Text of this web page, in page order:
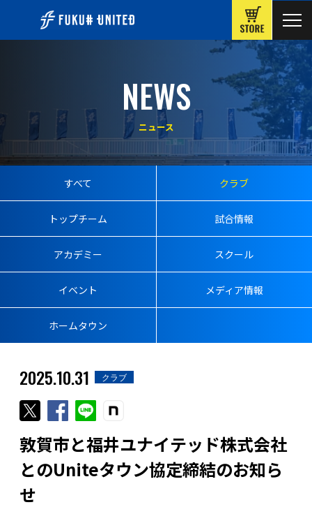
NEWS
ニュース
すべて クラブ
トップチーム 試合情報
アカデミー スクール
イベント メディア情報
ホームタウン
2025.10.31 クラブ
敦賀市と福井ユナイテッド株式会社
とのUniteタウン協定締結のお知ら
せ